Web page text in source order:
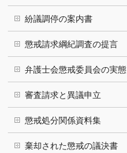
紛議調停の案内書
懲戒請求綱紀調査の提言
弁護士会懲戒委員会の実態
審査請求と異議申立
懲戒処分関係資料集
棄却された懲戒の議決書